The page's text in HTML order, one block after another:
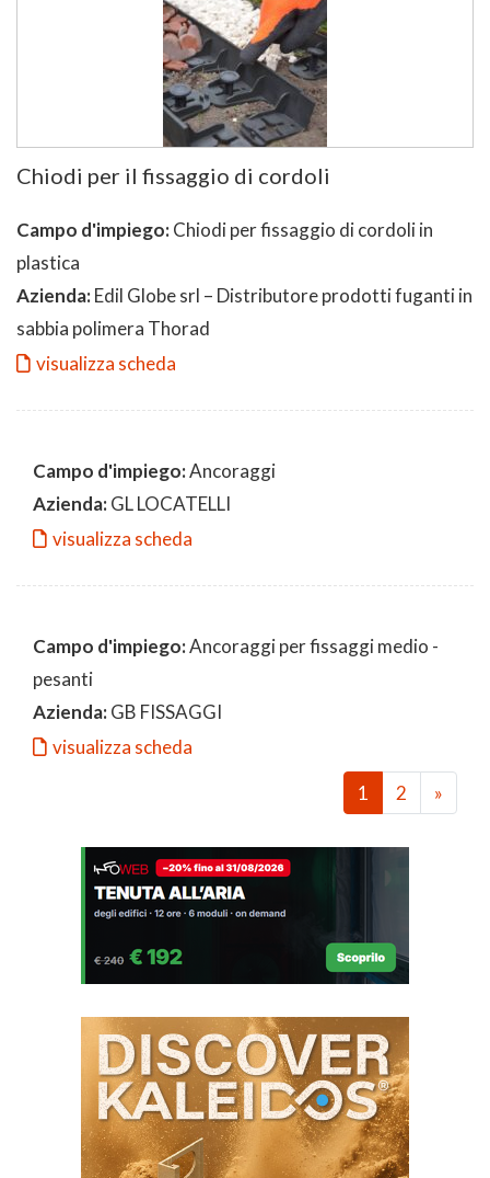
Chiodi per il fissaggio di cordoli
Campo d'impiego:Chiodi per fissaggio di cordoli in
plastica
Azienda:Edil Globe srl – Distributore prodotti fuganti in
sabbia polimera Thorad
visualizza scheda
Campo d'impiego:Ancoraggi
Azienda:GL LOCATELLI
visualizza scheda
Campo d'impiego:Ancoraggi per fissaggi medio -
pesanti
Azienda:GB FISSAGGI
visualizza scheda
1
2 »